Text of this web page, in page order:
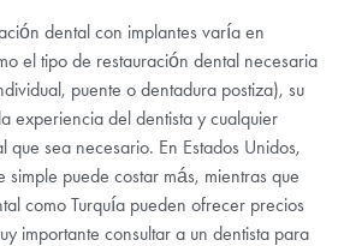
dental con implantes varía en
el tipo de restauración dental necesaria
puente o dentadura postiza), su
experiencia del dentista y cualquier
que sea necesario. En Estados Unidos,
simple puede costar más, mientras que
como Turquía pueden ofrecer precios
importante consultar a un dentista para